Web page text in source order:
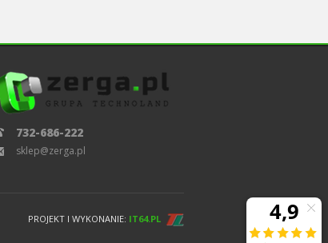
732-686-222
sklep@zerga.pl
PROJEKT I WYKONANIE: IT64.PL